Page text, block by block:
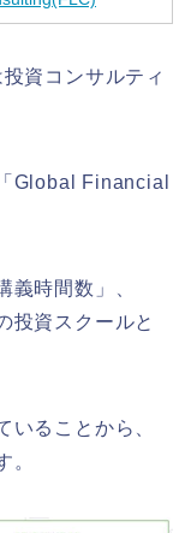
資コンサルティ
Global Financial
義時間数」、
投資スクールと
いることから、
。